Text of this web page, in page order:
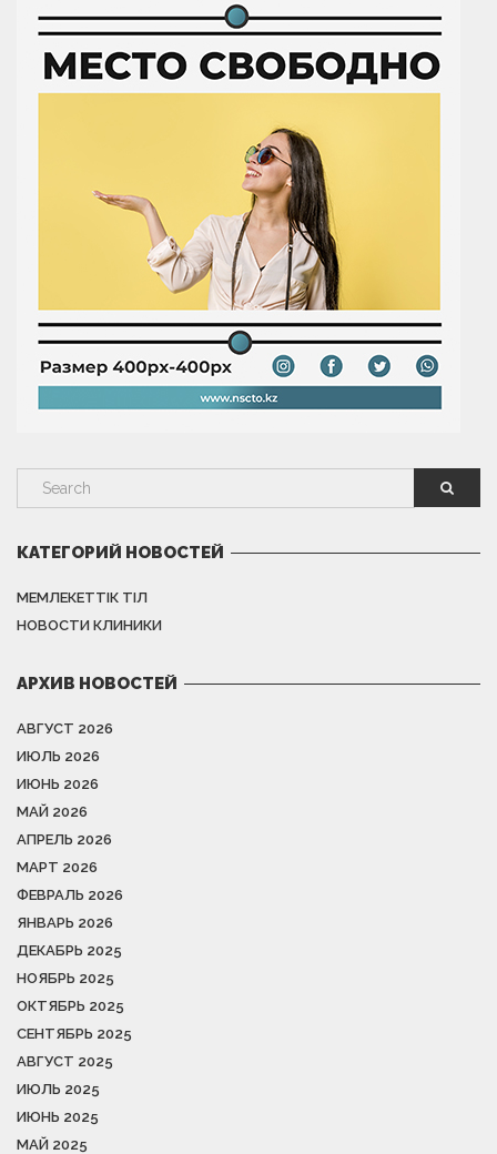
КАТЕГОРИЙ НОВОСТЕЙ
МЕМЛЕКЕТТІК ТІЛ
НОВОСТИ КЛИНИКИ
АРХИВ НОВОСТЕЙ
АВГУСТ 2026
ИЮЛЬ 2026
ИЮНЬ 2026
МАЙ 2026
АПРЕЛЬ 2026
МАРТ 2026
ФЕВРАЛЬ 2026
ЯНВАРЬ 2026
ДЕКАБРЬ 2025
НОЯБРЬ 2025
ОКТЯБРЬ 2025
СЕНТЯБРЬ 2025
АВГУСТ 2025
ИЮЛЬ 2025
ИЮНЬ 2025
МАЙ 2025